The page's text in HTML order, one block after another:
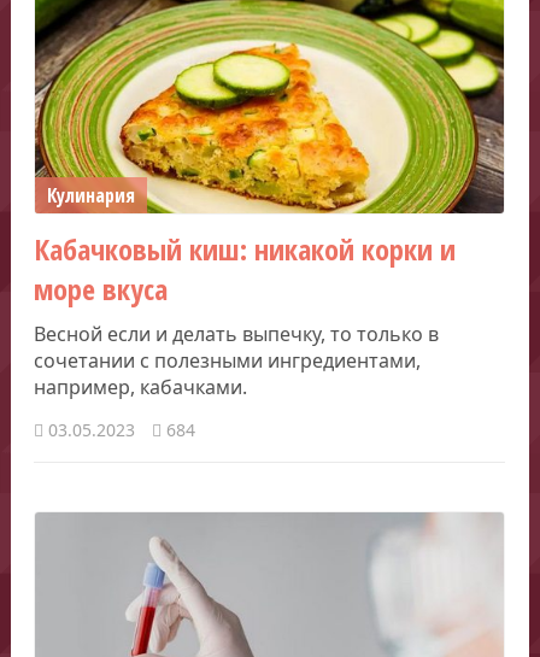
Кулинария
Кабачковый киш: никакой корки и
море вкуса
Весной если и делать выпечку, то только в
сочетании с полезными ингредиентами,
например, кабачками.
03.05.2023 684